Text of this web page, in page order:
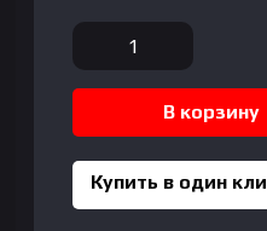
Количество
товара
Samsung
LS27FG502SIXCI
Odyssey
В корзину
Купить в один